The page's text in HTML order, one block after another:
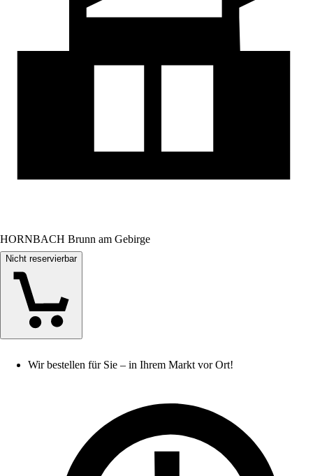
HORNBACH Brunn am Gebirge
Nicht reservierbar
Wir bestellen für Sie – in Ihrem Markt vor Ort!